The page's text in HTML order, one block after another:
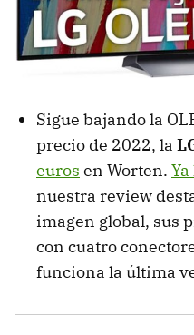
Sigue bajando la
precio de 2022, la
euros en Worten.
nuestra review
imagen global, sus
con cuatro
funciona la última